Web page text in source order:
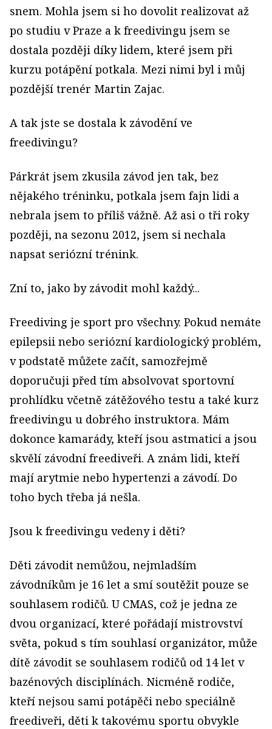
snem. Mohla jsem si ho dovolit realizovat až
po studiu v Praze a k freedivingu jsem se
dostala později díky lidem, které jsem při
kurzu potápění potkala. Mezi nimi byl i můj
pozdější trenér Martin Zajac.
A tak jste se dostala k závodění ve
freedivingu?
Párkrát jsem zkusila závod jen tak, bez
nějakého tréninku, potkala jsem fajn lidi a
nebrala jsem to příliš vážně. Až asi o tři roky
později, na sezonu 2012, jsem si nechala
napsat seriózní trénink.
Zní to, jako by závodit mohl každý...
Freediving je sport pro všechny. Pokud nemáte
epilepsii nebo seriózní kardiologický problém,
v podstatě můžete začít, samozřejmě
doporučuji před tím absolvovat sportovní
prohlídku včetně zátěžového testu a také kurz
freedivingu u dobrého instruktora. Mám
dokonce kamarády, kteří jsou astmatici a jsou
skvělí závodní freediveři. A znám lidi, kteří
mají arytmie nebo hypertenzi a závodí. Do
toho bych třeba já nešla.
Jsou k freedivingu vedeny i děti?
Děti závodit nemůžou, nejmladším
závodníkům je 16 let a smí soutěžit pouze se
souhlasem rodičů. U CMAS, což je jedna ze
dvou organizací, které pořádají mistrovství
světa, pokud s tím souhlasí organizátor, může
dítě závodit se souhlasem rodičů od 14 let v
bazénových disciplínách. Nicméně rodiče,
kteří nejsou sami potápěči nebo speciálně
freediveři, děti k takovému sportu obvykle